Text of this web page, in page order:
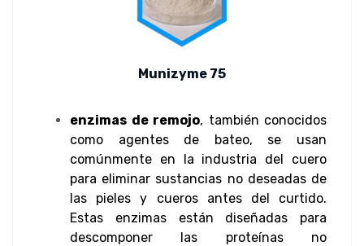
Munizyme 75
enzimas de remojo, también conocidos
como agentes de bateo, se usan
comúnmente en la industria del cuero
para eliminar sustancias no deseadas de
las pieles y cueros antes del curtido.
Estas enzimas están diseñadas para
descomponer las proteínas no